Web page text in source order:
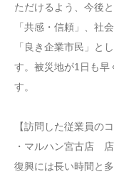
ただけるよう、今後
「共感・信頼」、社
「良き企業市民」と
す。被災地が1日も早
す。
【訪問した従業員の
・マルハン宮古店
復興には長い時間と